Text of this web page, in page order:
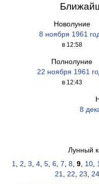
Новолуние
8 ноября 1961
в 12:58
Полнолуние
22 ноября 1961
в 12:43
8
Лунный
1, 2, 3, 4, 5, 6, 7, 8, 9, 10,
21, 22, 23, 24